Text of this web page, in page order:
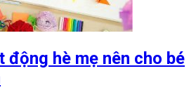
động hè mẹ nên cho bé